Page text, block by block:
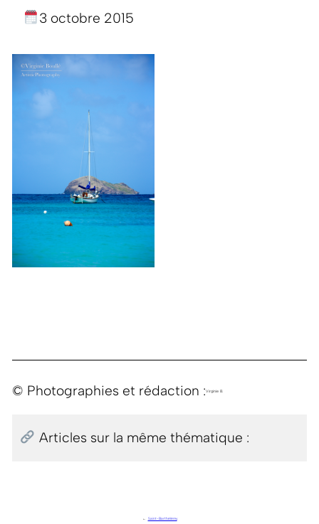
3 octobre 2015
© Photographies et rédaction :Virginie B.
Articles sur la même thématique :
← Saint-Barthélémy